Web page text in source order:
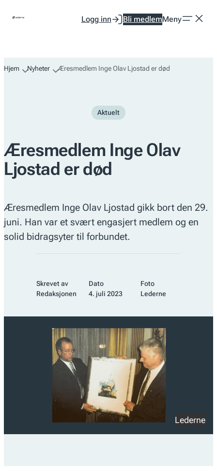
Logg inn Bli medlemMeny
Hjem Nyheter Æresmedlem Inge Olav Ljostad er død
Aktuelt
Æresmedlem Inge Olav
Ljostad er død
Æresmedlem Inge Olav Ljostad gikk bort den 29.
juni. Han var et svært engasjert medlem og en
solid bidragsyter til forbundet.
Skrevet av
Redaksjonen
Dato
4. juli 2023
Foto
Lederne
Lederne